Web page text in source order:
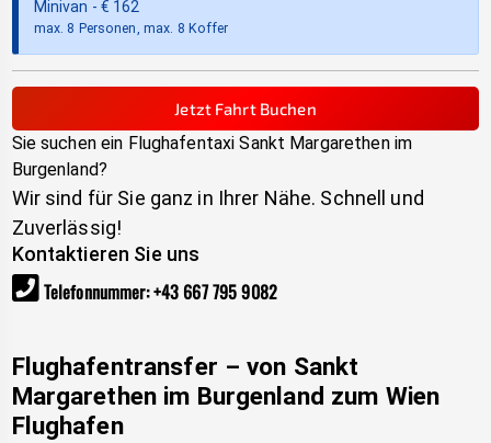
Minivan - € 162
max. 8 Personen, max. 8 Koffer
Jetzt Fahrt Buchen
Sie suchen ein Flughafentaxi Sankt Margarethen im
Burgenland?
Wir sind für Sie ganz in Ihrer Nähe. Schnell und
Zuverlässig!
Kontaktieren Sie uns
Telefonnummer:+43 667 795 9082
Flughafentransfer – von Sankt
Margarethen im Burgenland zum Wien
Flughafen